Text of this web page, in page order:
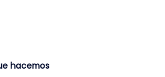
hacemos